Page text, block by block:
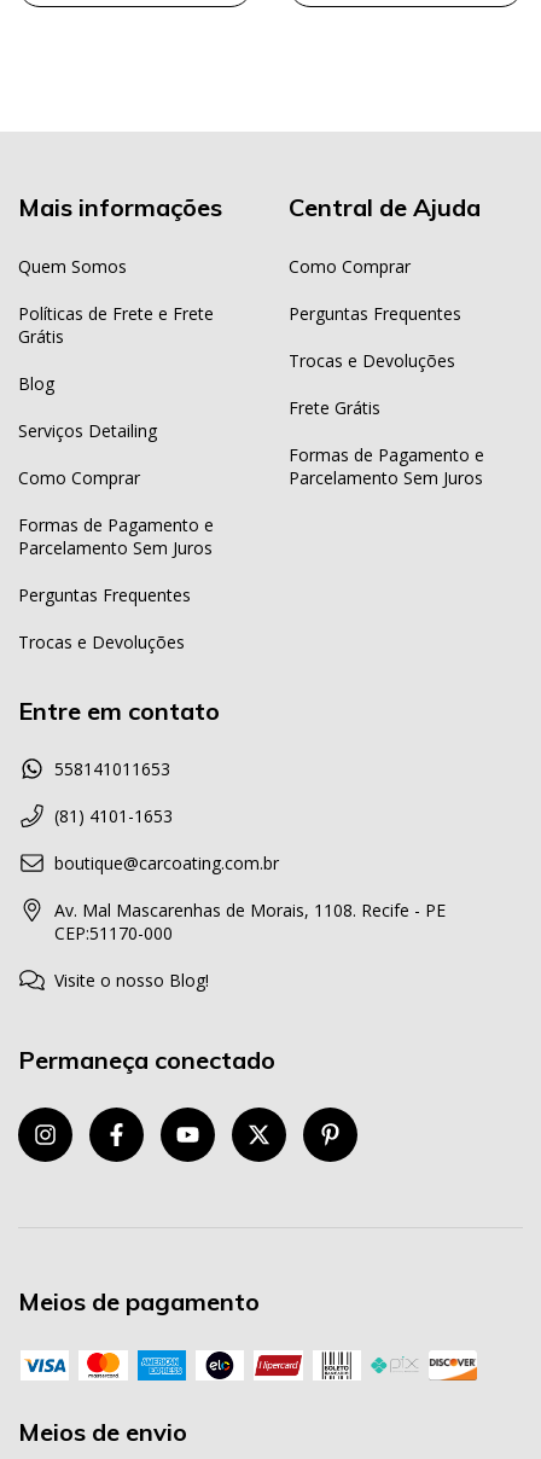
Mais informações
Quem Somos
Políticas de Frete e Frete
Grátis
Blog
Serviços Detailing
Como Comprar
Formas de Pagamento e
Parcelamento Sem Juros
Perguntas Frequentes
Trocas e Devoluções
Central de Ajuda
Como Comprar
Perguntas Frequentes
Trocas e Devoluções
Frete Grátis
Formas de Pagamento e
Parcelamento Sem Juros
Entre em contato
558141011653
(81) 4101-1653
boutique@carcoating.com.br
Av. Mal Mascarenhas de Morais, 1108. Recife - PE
CEP:51170-000
Visite o nosso Blog!
Permaneça conectado
Meios de pagamento
Meios de envio